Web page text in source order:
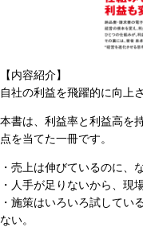
【内容紹介】
自社の利益を飛躍的に向上
本書は、利益率と利益高を
点を当てた一冊です。
・売上は伸びているのに、
・人手が足りないから、現
・施策はいろいろ試してい
ない。